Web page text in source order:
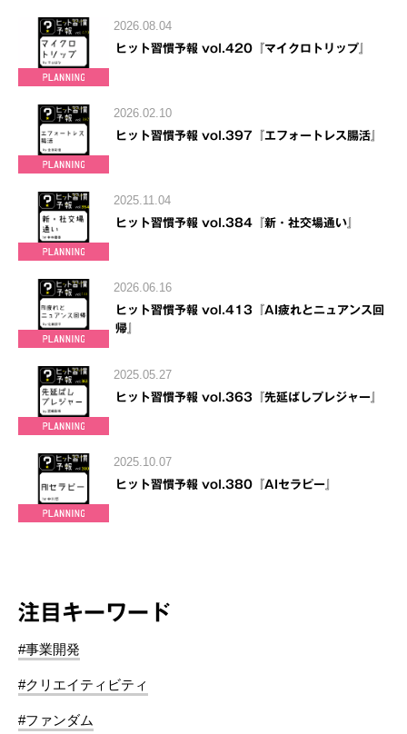
2026.08.04
ヒット習慣予報 vol.420『マイクロトリップ』
2026.02.10
ヒット習慣予報 vol.397『エフォートレス腸活』
2025.11.04
ヒット習慣予報 vol.384『新・社交場通い』
2026.06.16
ヒット習慣予報 vol.413『AI疲れとニュアンス回
帰』
2025.05.27
ヒット習慣予報 vol.363『先延ばしプレジャー』
2025.10.07
ヒット習慣予報 vol.380『AIセラピー』
注目キーワード
#事業開発
#クリエイティビティ
#ファンダム